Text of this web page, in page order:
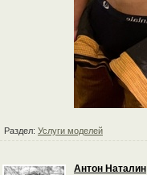
Раздел: Услуги моделей
Антон Наталин